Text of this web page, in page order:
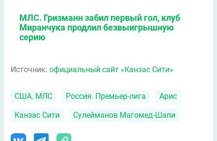
МЛС. Гризманн забил первый гол, клуб
Миранчука продлил безвыигрышную
серию
Источник: официальный сайт «Канзас Сити»
США. МЛС Россия. Премьер-лига Арис
Канзаc Сити Сулейманов Магомед-Шапи